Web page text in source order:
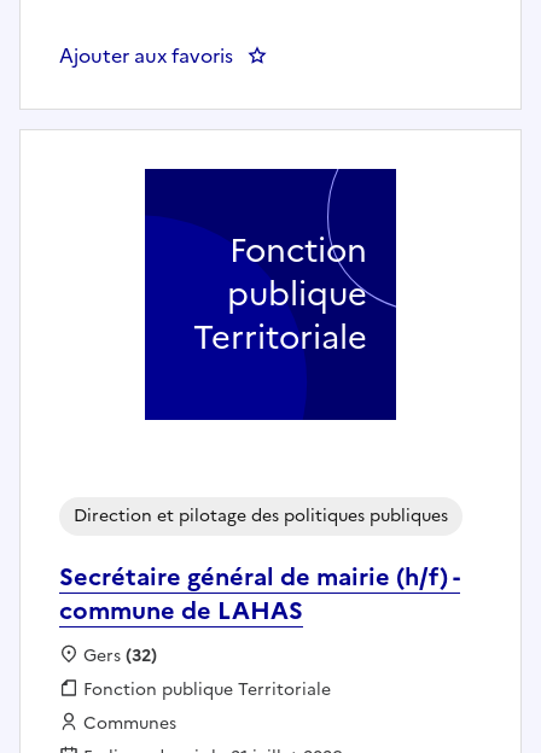
Ajouter aux favoris : Secrétaire général de mairie
Secrétaire général de mairie (h/f) -
commune de LAHAS
Direction et pilotage des politiques publiques
Localisation :
Gers(32)
Fonction publique :
Fonction publique Territoriale
Employeur :
Communes
Fonction
publique
Territoriale